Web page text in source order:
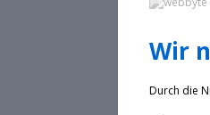
Wir
Durch die